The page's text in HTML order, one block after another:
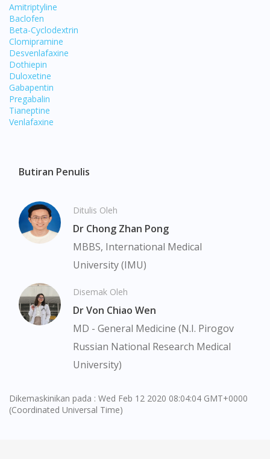
Visit DoctorOnCall Singapore
You seem to be shopping from Singapore
You are currently on DoctorOnCall.com.my, our Malaysian
To serve you better, would you like to head over to
DoctorOnCall Singapore
Amitriptyline
Baclofen
Beta-Cyclodextrin
Clomipramine
Desvenlafaxine
Dothiepin
Duloxetine
Gabapentin
Pregabalin
Tianeptine
Venlafaxine
Butiran Penulis
Ditulis Oleh
Dr Chong Zhan Pong
MBBS, International Medical
University (IMU)
Disemak Oleh
Dr Von Chiao Wen
MD - General Medicine (N.I. Pirogov
Russian National Research Medical
University)
Dikemaskinikan pada : Wed Feb 12 2020 08:04:04 GMT+0000
(Coordinated Universal Time)